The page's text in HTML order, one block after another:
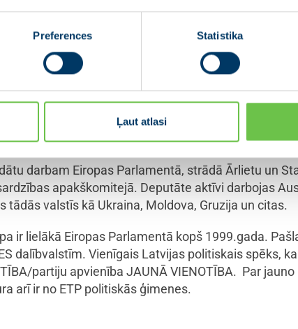
Preferences Statistika
Ļaut atlasi
daudzviet Eiropā,” uzsver EP deputāte.
Komisijas viceprezidents
ārlietu ministri. Viņas ievēlēšana ETP grupas
un tas stiprinās Latvijas balsi ne tikai ārpolitikas jautājumos,
svarīgos jautājumos kā Eiropas Savienības budžets un
darbam Eiropas Parlamentā, strādā Ārlietu un
apakškomitejā. Deputāte aktīvi darbojas
valstīs kā Ukraina, Moldova, Gruzija un citas.
ir lielākā Eiropas Parlamentā kopš 1999.gada.
dalībvalstīm. Vienīgais Latvijas politiskais spēks,
partiju apvienība JAUNĀ VIENOTĪBA. Par
arī ir no ETP politiskās ģimenes.